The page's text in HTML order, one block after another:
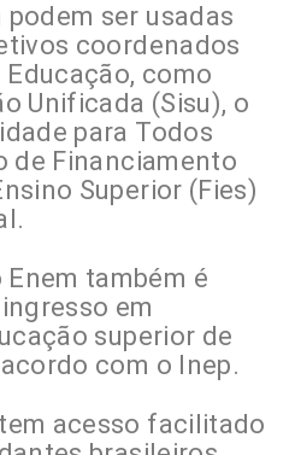
ser usadas
coordenados
como
Unificada (Sisu), o
para Todos
de Financiamento
Superior (Fies)
também é
em
superior de
com o Inep.
acesso facilitado